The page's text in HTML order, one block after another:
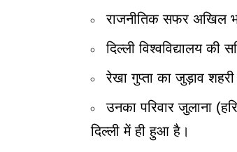
राजनीतिक सफर अखिल
दिल्ली विश्वविद्यालय की
रेखा गुप्ता का जुड़ाव
उनका परिवार जुलाना
दिल्ली में ही हुआ है।